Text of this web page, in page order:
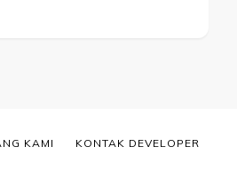
KAMI KONTAK DEVELOPER